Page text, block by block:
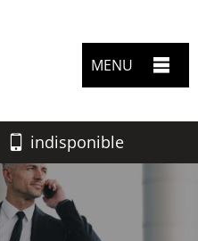
MENU
indisponible